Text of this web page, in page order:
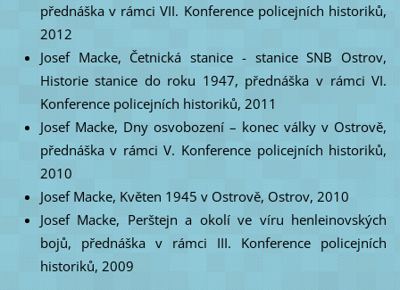
přednáška v rámci VII. Konference policejních historiků,
2012
Josef Macke, Četnická stanice - stanice SNB Ostrov,
Historie stanice do roku 1947, přednáška v rámci VI.
Konference policejních historiků, 2011
Josef Macke, Dny osvobození – konec války v Ostrově,
přednáška v rámci V. Konference policejních historiků,
2010
Josef Macke, Květen 1945 v Ostrově, Ostrov, 2010
Josef Macke, Perštejn a okolí ve víru henleinovských
bojů, přednáška v rámci III. Konference policejních
historiků, 2009